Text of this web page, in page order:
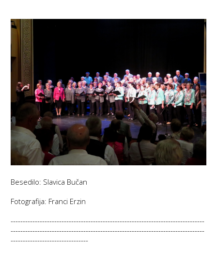
Besedilo: Slavica Bučan
Fotografija: Franci Erzin
--------------------------------------------------------------------------------
--------------------------------------------------------------------------------
--------------------------------